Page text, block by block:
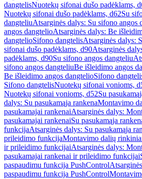
dangtelisNuotekų sifonai dušo padėklams,
Nuotekų sifonai dušo padėklams, d62Su
dangteliuAtsarginės dalys: Su sifono angos
angos dangtelioAtsarginės dalys: Be
dangtelioSifono dangtelisAtsarginės dalys:
sifonai dušo padėklams, d90Atsarginės
padėklams, d90Su sifono angos dangteliu
sifono angos dangteliuBe išleidimo angos
Be išleidimo angos dangtelioSifono
Sifono dangtelisNuotekų sifonai vonioms,
Nuotekų sifonai vonioms, d52Su
dalys: Su pasukamąja rankenaMontavimo
pasukamajai rankenaiAtsarginės dalys:
pasukamajai rankenaiSu pasukamąja
funkcijaAtsarginės dalys: Su pasukamąja
prileidimo funkcijaMontavimo dalių
ir prileidimo funkcijaiAtsarginės dalys:
pasukamajai rankenai ir prileidimo funkcijai
paspaudimu funkcija PushControl
paspaudimu funkcija PushControl